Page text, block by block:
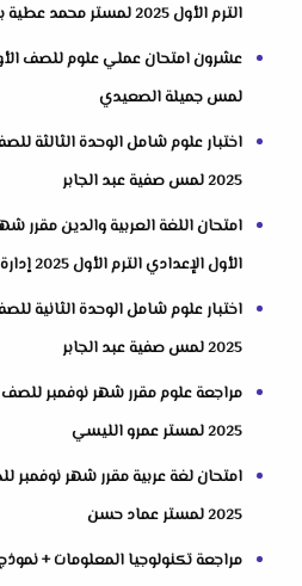
الترم الأول 2025 لمستر محمد عطية بدوي
لمس جميلة الصعيدي
اختبار علوم شامل الوحدة الثالثة
2025 لمس صفية عبد الجابر
امتحان اللغة العربية والدين مقرر
الأول الإعدادي الترم الأول 2025 إدارة العجمي التعليمية
اختبار علوم شامل الوحدة الثانية
2025 لمس صفية عبد الجابر
مراجعة علوم مقرر شهر نوفمبر للصف
2025 لمستر عمرو الليسي
امتحان لغة عربية مقرر شهر نوفمبر
2025 لمستر عماد حسن
مراجعة تكنولوجيا المعلومات +